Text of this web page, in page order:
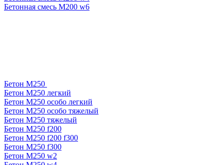
Бетонная смесь М200 w6
Бетон М250
Бетон М250 легкий
Бетон М250 особо легкий
Бетон М250 особо тяжелый
Бетон М250 тяжелый
Бетон М250 f200
Бетон М250 f200 f300
Бетон М250 f300
Бетон М250 w2